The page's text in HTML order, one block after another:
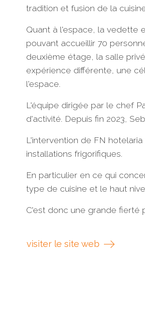
tradition et fusion de la
Quant à l'espace, la vedette
pouvant accueillir 70
deuxième étage, la salle
expérience différente, une
l'espace.
L'équipe dirigée par le chef
d'activité. Depuis fin 2023,
L'intervention de FN
installations frigorifiques.
En particulier en ce qui
type de cuisine et le haut
C'est donc une grande fierté
visiter le site web